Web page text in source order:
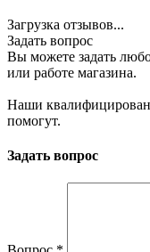
Загрузка отзывов...
Задать вопрос
Вы можете задать
или работе магазина.
Наши
помогут.
Задать вопрос